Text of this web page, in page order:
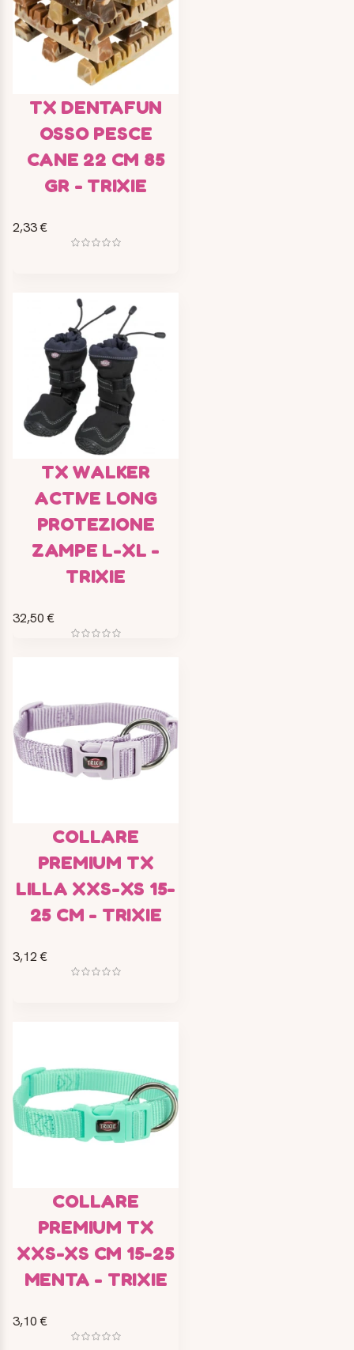
TX DENTAFUN
OSSO PESCE
CANE 22 CM 85
GR - TRIXIE
2,33 €
TX WALKER
ACTIVE LONG
PROTEZIONE
ZAMPE L-XL -
TRIXIE
32,50 €
COLLARE
PREMIUM TX
LILLA XXS-XS 15-
25 CM - TRIXIE
3,12 €
COLLARE
PREMIUM TX
XXS-XS CM 15-25
MENTA - TRIXIE
3,10 €